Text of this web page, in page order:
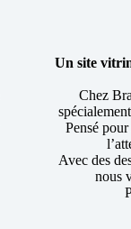
Un site
Chez
Pensé
Avec des
nous